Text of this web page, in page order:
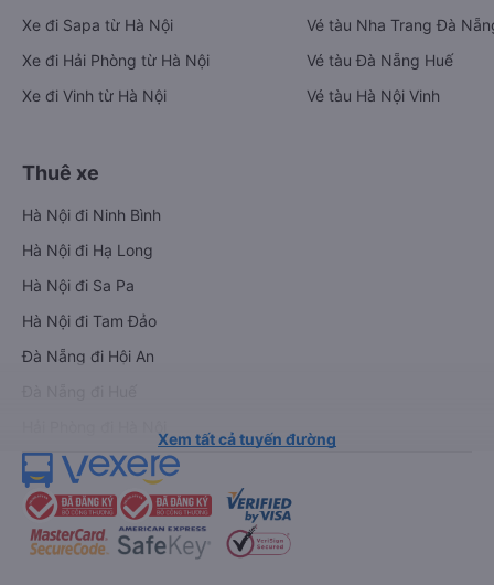
Xe đi Sapa từ Hà Nội
Xe đi Hải Phòng từ Hà Nội
Xe đi Vinh từ Hà Nội
Vé tàu Nha Trang Đà
Vé tàu Đà Nẵng Huế
Vé tàu Hà Nội Vinh
Thuê xe
Hà Nội đi Ninh Bình
Hà Nội đi Hạ Long
Hà Nội đi Sa Pa
Hà Nội đi Tam Đảo
Đà Nẵng đi Hội An
Xem tất cả tuyến đường